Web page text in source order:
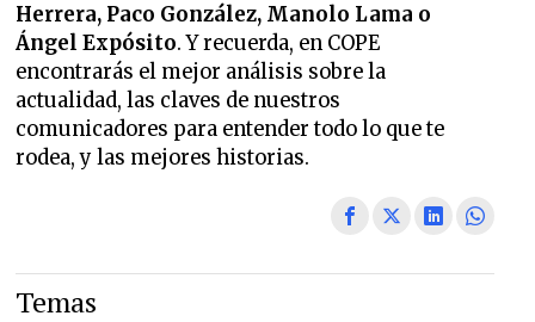
Herrera, Paco González, Manolo Lama o
Ángel Expósito. Y recuerda, en COPE
encontrarás el mejor análisis sobre la
actualidad, las claves de nuestros
comunicadores para entender todo lo que te
rodea, y las mejores historias.
Temas